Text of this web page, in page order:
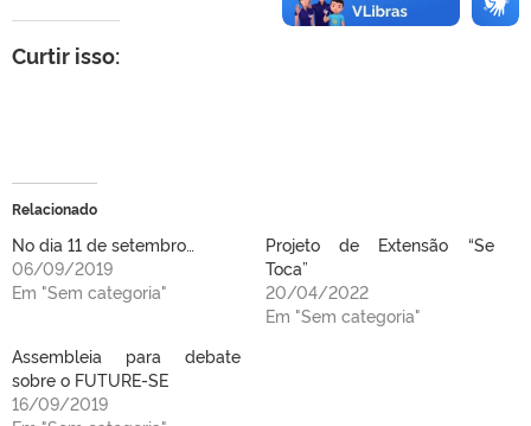
Curtir isso:
Relacionado
No dia 11 de setembro…
06/09/2019
Em "Sem categoria"
Projeto de Extensão “Se
Toca”
20/04/2022
Em "Sem categoria"
Assembleia para debate
sobre o FUTURE-SE
16/09/2019